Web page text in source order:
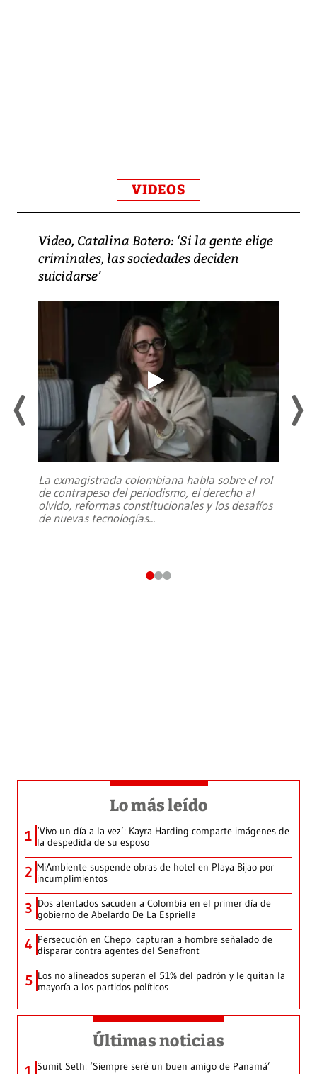
VIDEOS
Video, Catalina Botero: ‘Si la gente elige
criminales, las sociedades deciden
suicidarse’
La exmagistrada colombiana habla sobre el rol
de contrapeso del periodismo, el derecho al
olvido, reformas constitucionales y los desafíos
de nuevas tecnologías...
Lo más leído
1 ‘Vivo un día a la vez’: Kayra Harding comparte imágenes de
la despedida de su esposo
2 MiAmbiente suspende obras de hotel en Playa Bijao por
incumplimientos
3 Dos atentados sacuden a Colombia en el primer día de
gobierno de Abelardo De La Espriella
4 Persecución en Chepo: capturan a hombre señalado de
disparar contra agentes del Senafront
5 Los no alineados superan el 51% del padrón y le quitan la
mayoría a los partidos políticos
Últimas noticias
Sumit Seth: ‘Siempre seré un buen amigo de Panamá’